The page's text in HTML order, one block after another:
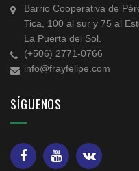
Barrio Cooperativa de
Tica, 100 al sur y 75 al
La Puerta del Sol.
(+506) 2771-0766
info@frayfelipe.com
SÍGUENOS